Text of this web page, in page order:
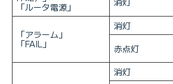
「ルータ電源」
「アラーム」
「FAIL」
消灯
赤点灯
消灯